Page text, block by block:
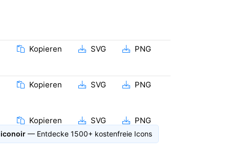
Kopieren SVG PNG
Kopieren SVG PNG
Kopieren SVG PNG
iconoir — Entdecke 1500+ kostenfreie Icons